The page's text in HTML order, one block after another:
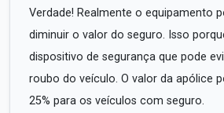
Verdade! Realmente o equipamento
diminuir o valor do seguro. Isso
dispositivo de segurança que pode
roubo do veículo. O valor da apólice
25% para os veículos com seguro.